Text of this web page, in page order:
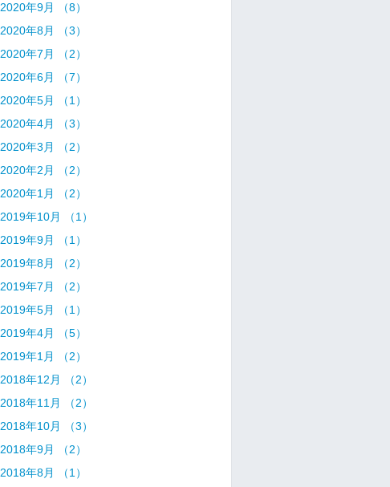
2020年9月 （8）
2020年8月 （3）
2020年7月 （2）
2020年6月 （7）
2020年5月 （1）
2020年4月 （3）
2020年3月 （2）
2020年2月 （2）
2020年1月 （2）
2019年10月 （1）
2019年9月 （1）
2019年8月 （2）
2019年7月 （2）
2019年5月 （1）
2019年4月 （5）
2019年1月 （2）
2018年12月 （2）
2018年11月 （2）
2018年10月 （3）
2018年9月 （2）
2018年8月 （1）